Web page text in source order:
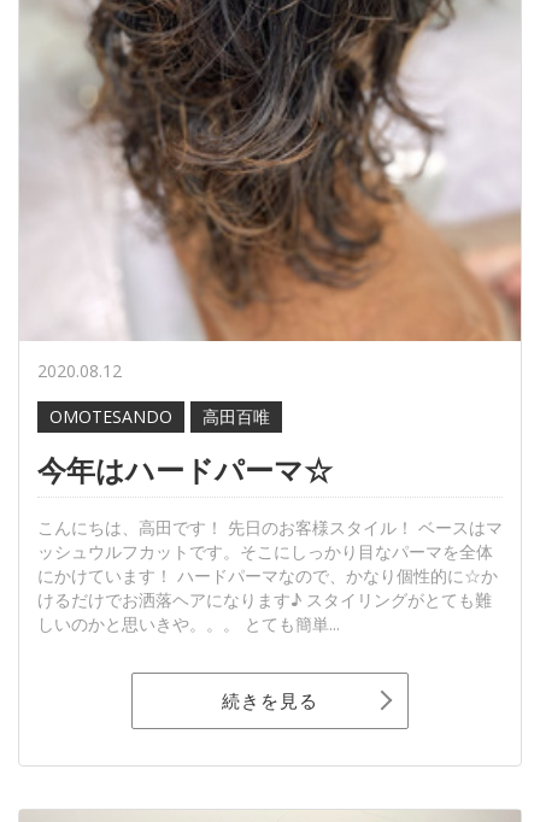
2020.08.12
OMOTESANDO
高田百唯
今年はハードパーマ☆
こんにちは、高田です！ 先日のお客様スタイル！ ベースはマ
ッシュウルフカットです。そこにしっかり目なパーマを全体
にかけています！ ハードパーマなので、かなり個性的に☆か
けるだけでお洒落ヘアになります♪ スタイリングがとても難
しいのかと思いきや。。。 とても簡単...
続きを見る